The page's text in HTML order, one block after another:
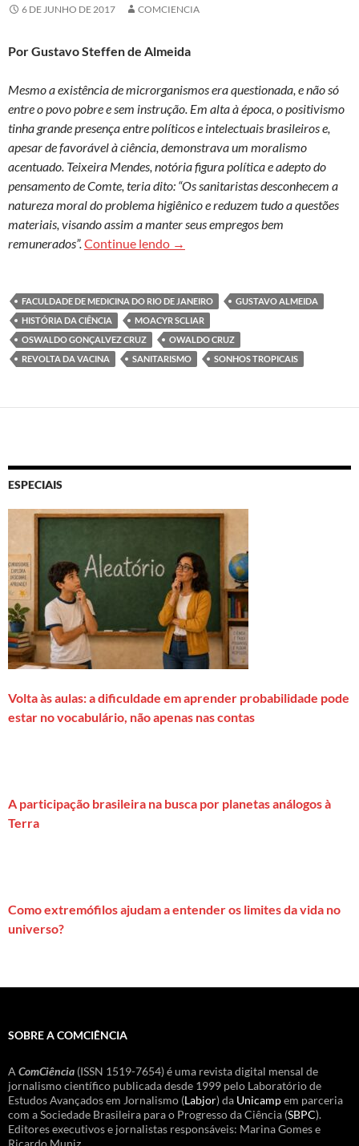
6 DE JUNHO DE 2017 COMCIENCIA
Por Gustavo Steffen de Almeida
Mesmo a existência de microrganismos era questionada, e não só
entre o povo pobre e sem instrução. Em alta à época, o positivismo
tinha grande presença entre políticos e intelectuais brasileiros e,
apesar de favorável à ciência, demonstrava um moralismo
acentuado. Teixeira Mendes, notória figura política e adepto do
pensamento de Comte, teria dito: “Os sanitaristas desconhecem a
natureza moral do problema higiênico e reduzem tudo a questões
materiais, visando assim a manter seus empregos bem
remunerados”.Continue lendo “Onde está, afinal, a
→
FACULDADE DE MEDICINA DO RIO DE JANEIRO
GUSTAVO ALMEIDA
HISTÓRIA DA CIÊNCIA
MOACYR SCLIAR
OSWALDO GONÇALVEZ CRUZ
OWALDO CRUZ
REVOLTA DA VACINA
SANITARISMO SONHOS TROPICAIS
ESPECIAIS
Volta às aulas: a dificuldade em aprender probabilidade pode
estar no vocabulário, não apenas nas contas
A participação brasileira na busca por planetas análogos à
Terra
Como extremófilos ajudam a entender os limites da vida no
universo?
SOBRE A COMCIÊNCIA
A ComCiência (ISSN 1519-7654) é uma revista digital mensal de
jornalismo científico publicada desde 1999 pelo Laboratório de
Estudos Avançados em Jornalismo (Labjor) da Unicampem parceria
com a Sociedade Brasileira para o Progresso da Ciência (SBPC).
Editores executivos e jornalistas responsáveis: Marina Gomes e
Ricardo Muniz.